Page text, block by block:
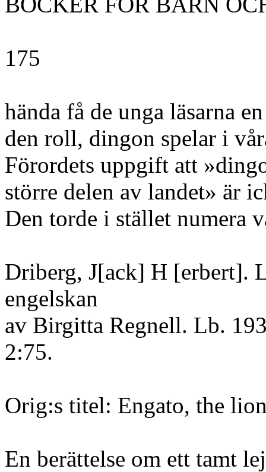
175
hända få de unga läsarna
den roll, dingon spelar i
Förordets uppgift att
större delen av landet» är
Den torde i stället numera
Driberg, J[ack] H [erbert].
engelskan
av Birgitta Regnell. Lb.
2:75.
Orig:s titel: Engato, the
En berättelse om ett tamt